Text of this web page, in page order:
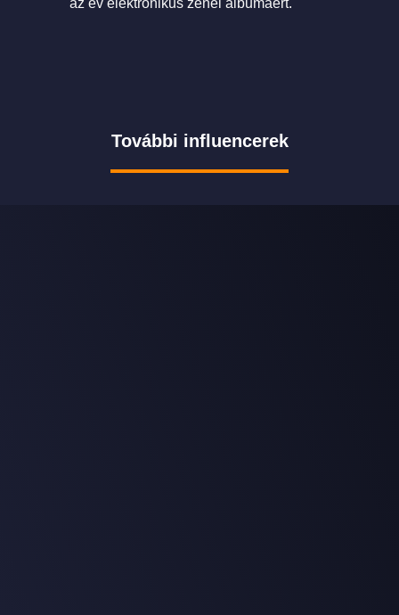
az év elektronikus zenei albumáért.
További influencerek